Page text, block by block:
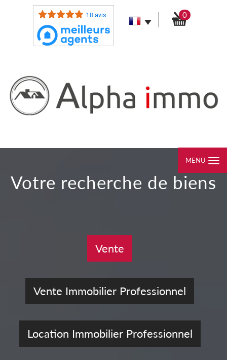
18 avis 0
MENU
votre recherche de biens
Vente
Vente Immobilier Professionnel
Location Immobilier Professionnel